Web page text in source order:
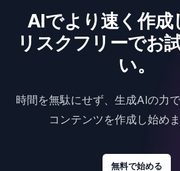
AIでより速く作成
リスクフリーでお
い。
時間を無駄にせず、生成AIの力
コンテンツを作成し始めま
無料で始める